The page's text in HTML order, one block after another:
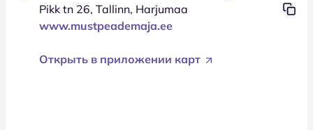
Pikk tn 26, Tallinn, Harjumaa
www.mustpeademaja.ee
Открыть в приложении карт